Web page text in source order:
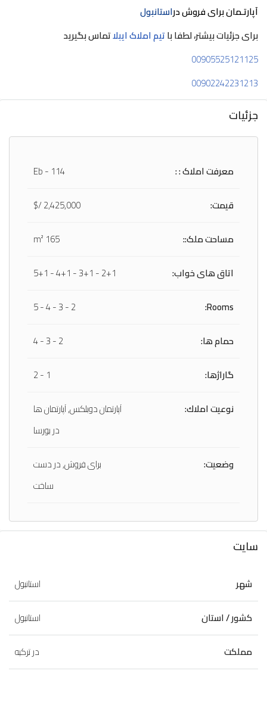
آپارتـمان برای فروش دراستانبول
برای جزئیات بیشتر، لطفا باتیم املاک ایبلاتماس بگیرید
00905525121125
00902242231213
جزئیات
معرفت املاک : :
Eb - 114
قیمت:
2,425,000 /$
مساحت ملک::
165 m²
اتاق های خواب:
2+1 - 3+1 - 4+1 - 5+1
Rooms:
2 - 3 - 4 - 5
حمام ها:
2 - 3 - 4
گاراژها:
1 - 2
نوعيت املاك:
آپارتمان دوبلکس, آپارتمان ها
در بورسا
وضعیت:
برای فروش, در دست
ساخت
سايت
شهر
استانبول
کشور / استان
استانبول
مملکت
در ترکیه